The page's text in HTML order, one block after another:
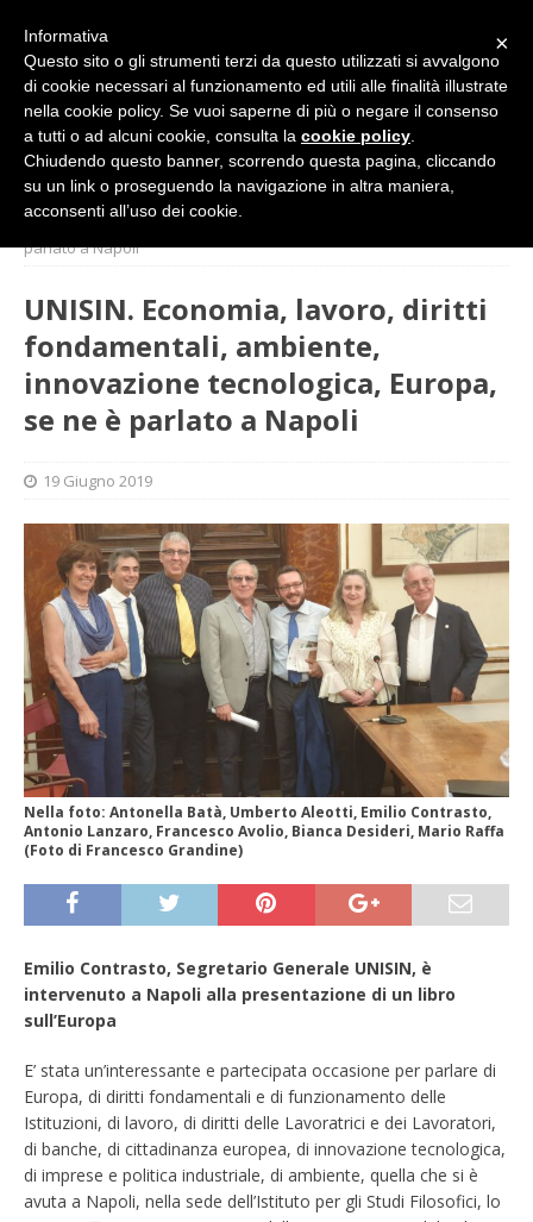
L'ALTRA PAGINA
UNISIN. Economia, lavoro, diritti
fondamentali, ambiente, innovazione tecnologica, Europa, se ne è
parlato a Napoli
UNISIN. Economia, lavoro, diritti
fondamentali, ambiente,
innovazione tecnologica, Europa,
se ne è parlato a Napoli
19 Giugno 2019
Nella foto: Antonella Batà, Umberto Aleotti, Emilio Contrasto,
Antonio Lanzaro, Francesco Avolio, Bianca Desideri, Mario Raffa
(Foto di Francesco Grandine)
Emilio Contrasto, Segretario Generale UNISIN, è
intervenuto a Napoli alla presentazione di un libro
sull’Europa
E’ stata un’interessante e partecipata occasione per parlare di
Europa, di diritti fondamentali e di funzionamento delle
Istituzioni, di lavoro, di diritti delle Lavoratrici e dei Lavoratori,
di banche, di cittadinanza europea, di innovazione tecnologica,
di imprese e politica industriale, di ambiente, quella che si è
avuta a Napoli, nella sede dell’Istituto per gli Studi Filosofici, lo
×
Informativa
Questo sito o gli strumenti terzi da questo utilizzati si avvalgono
di cookie necessari al funzionamento ed utili alle finalità illustrate
nella cookie policy. Se vuoi saperne di più o negare il consenso
a tutti o ad alcuni cookie, consulta la cookie policy
Chiudendo questo banner, scorrendo questa pagina, cliccando
su un link o proseguendo la navigazione in altra maniera,
acconsenti all’uso dei cookie.